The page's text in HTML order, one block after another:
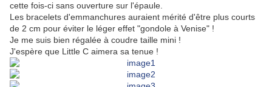
cette fois-ci sans ouverture sur l'épaule.
Les bracelets d'emmanchures auraient mérité d'être plus courts
de 2 cm pour éviter le léger effet "gondole à Venise" !
Je me suis bien régalée à coudre taille mini !
J'espère que Little C aimera sa tenue !